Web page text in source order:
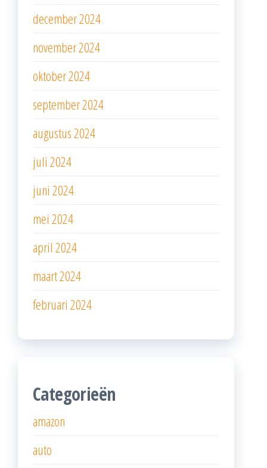
december 2024
november 2024
oktober 2024
september 2024
augustus 2024
juli 2024
juni 2024
mei 2024
april 2024
maart 2024
februari 2024
Categorieën
amazon
auto